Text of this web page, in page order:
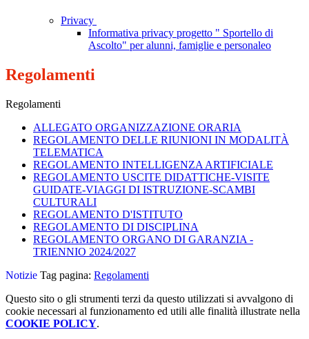
Privacy
Informativa privacy progetto " Sportello di
Ascolto" per alunni, famiglie e personaleo
Regolamenti
Regolamenti
ALLEGATO ORGANIZZAZIONE ORARIA
REGOLAMENTO DELLE RIUNIONI IN MODALITÀ
TELEMATICA
REGOLAMENTO INTELLIGENZA ARTIFICIALE
REGOLAMENTO USCITE DIDATTICHE-VISITE
GUIDATE-VIAGGI DI ISTRUZIONE-SCAMBI
CULTURALI
REGOLAMENTO D'ISTITUTO
REGOLAMENTO DI DISCIPLINA
REGOLAMENTO ORGANO DI GARANZIA -
TRIENNIO 2024/2027
Notizie Tag pagina: Regolamenti
Questo sito o gli strumenti terzi da questo utilizzati si avvalgono di
cookie necessari al funzionamento ed utili alle finalità illustrate nella
COOKIE POLICY.